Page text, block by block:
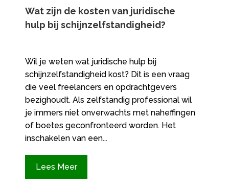
Wat zijn de kosten van juridische
hulp bij schijnzelfstandigheid?
Wil je weten wat juridische hulp bij
schijnzelfstandigheid kost? Dit is een vraag
die veel freelancers en opdrachtgevers
bezighoudt. Als zelfstandig professional wil
je immers niet onverwachts met naheffingen
of boetes geconfronteerd worden. Het
inschakelen van een...
Lees Meer